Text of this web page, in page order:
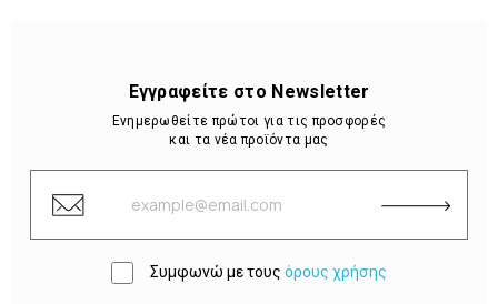
Εγγραφείτε στο Newsletter
Ενημερωθείτε πρώτοι για τις προσφορές
και τα νέα προϊόντα μας
Συμφωνώ με τους όρους χρήσης